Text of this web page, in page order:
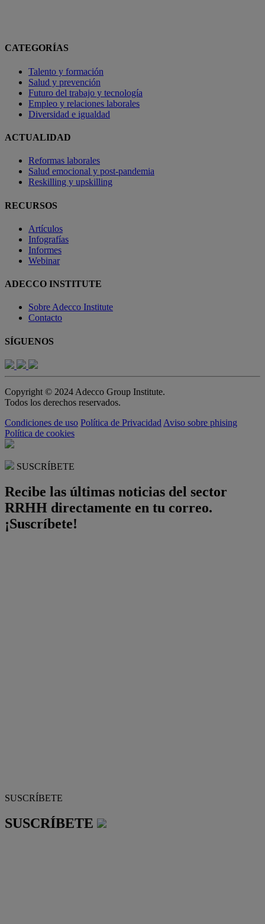
CATEGORÍAS
Talento y formación
Salud y prevención
Futuro del trabajo y tecnología
Empleo y relaciones laborales
Diversidad e igualdad
ACTUALIDAD
Reformas laborales
Salud emocional y post-pandemia
Reskilling y upskilling
RECURSOS
Artículos
Infografías
Informes
Webinar
ADECCO INSTITUTE
Sobre Adecco Institute
Contacto
SÍGUENOS
Copyright © 2024 Adecco Group Institute.
Todos los derechos reservados.
Condiciones de uso Política de Privacidad Aviso sobre phising
Política de cookies
SUSCRÍBETE
Recibe las últimas noticias del sector
RRHH directamente en tu correo.
¡Suscríbete!
SUSCRÍBETE
SUSCRÍBETE